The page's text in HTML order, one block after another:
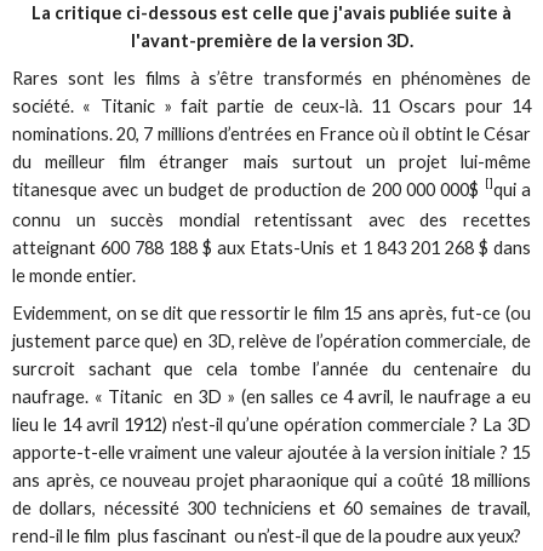
La critique ci-dessous est celle que j'avais publiée suite à
l'avant-première de la version 3D.
Rares sont les films à s’être transformés en phénomènes de
société. « Titanic » fait partie de ceux-là. 11 Oscars pour 14
nominations. 20, 7 millions d’entrées en France où il obtint le César
du meilleur film étranger mais surtout un projet lui-même
titanesque avec un budget de production de 200 000 000$ []qui a
connu un succès mondial retentissant avec des recettes
atteignant 600 788 188 $ aux Etats-Unis et 1 843 201 268 $ dans
le monde entier.
Evidemment, on se dit que ressortir le film 15 ans après, fut-ce (ou
justement parce que) en 3D, relève de l’opération commerciale, de
surcroit sachant que cela tombe l’année du centenaire du
naufrage. « Titanic en 3D » (en salles ce 4 avril, le naufrage a eu
lieu le 14 avril 1912) n’est-il qu’une opération commerciale ? La 3D
apporte-t-elle vraiment une valeur ajoutée à la version initiale ? 15
ans après, ce nouveau projet pharaonique qui a coûté 18 millions
de dollars, nécessité 300 techniciens et 60 semaines de travail,
rend-il le film plus fascinant ou n’est-il que de la poudre aux yeux?